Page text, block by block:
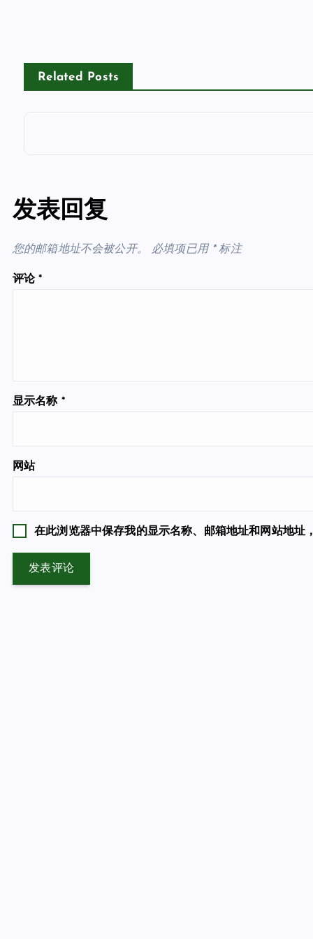
Related Posts
发表回复
您的邮箱地址不会被公开。 必填项已用 *标注
评论*
显示名称 *
网站
在此浏览器中保存我的显示名称、邮箱地址和网站地址